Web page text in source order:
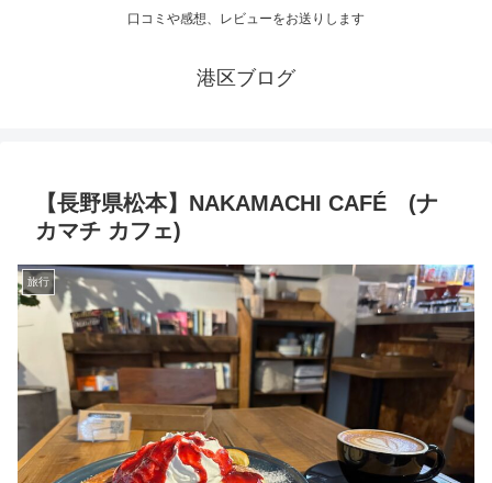
口コミや感想、レビューをお送りします
港区ブログ
【長野県松本】NAKAMACHI CAFÉ (ナ
カマチ カフェ)
旅行